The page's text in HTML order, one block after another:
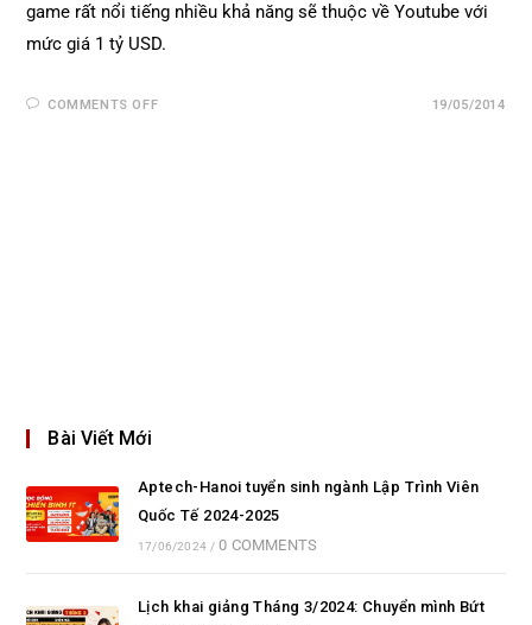
game rất nổi tiếng nhiều khả năng sẽ thuộc về Youtube với
mức giá 1 tỷ USD.
COMMENTS OFF 19/05/2014
Bài Viết Mới
Aptech-Hanoi tuyển sinh ngành Lập Trình Viên
Quốc Tế 2024-2025
17/06/2024 / 0 COMMENTS
Lịch khai giảng Tháng 3/2024: Chuyển mình Bứt